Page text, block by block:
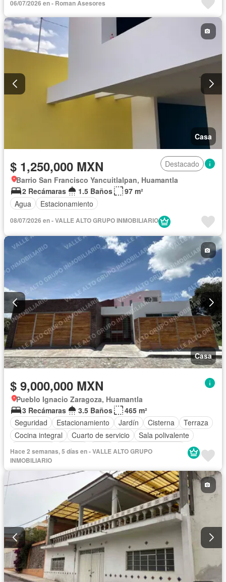
06/07/2026 en - Roman Asesores
Casa
$ 1,250,000 MXN
Destacado
Barrio San Francisco Yancuitlalpan, Huamantla
2 Recámaras
1.5 Baños
97 m²
Agua
Estacionamiento
08/07/2026 en - VALLE ALTO GRUPO INMOBILIARIO
Casa
$ 9,000,000 MXN
Pueblo Ignacio Zaragoza, Huamantla
3 Recámaras
3.5 Baños
465 m²
Seguridad
Estacionamiento Jardín Cisterna
Terraza
Cocina integral
Cuarto de servicio
Sala polivalente
Electricidad
Jacuzzi Agua
Cuarto de Limpieza
Calefacción
Recámara con closet
Sauna
Conserje
Permite mascotas
Permite niños
Solo familias
Parcialmente amueblado
Hace 2 semanas, 5 días en - VALLE ALTO GRUPO
INMOBILIARIO